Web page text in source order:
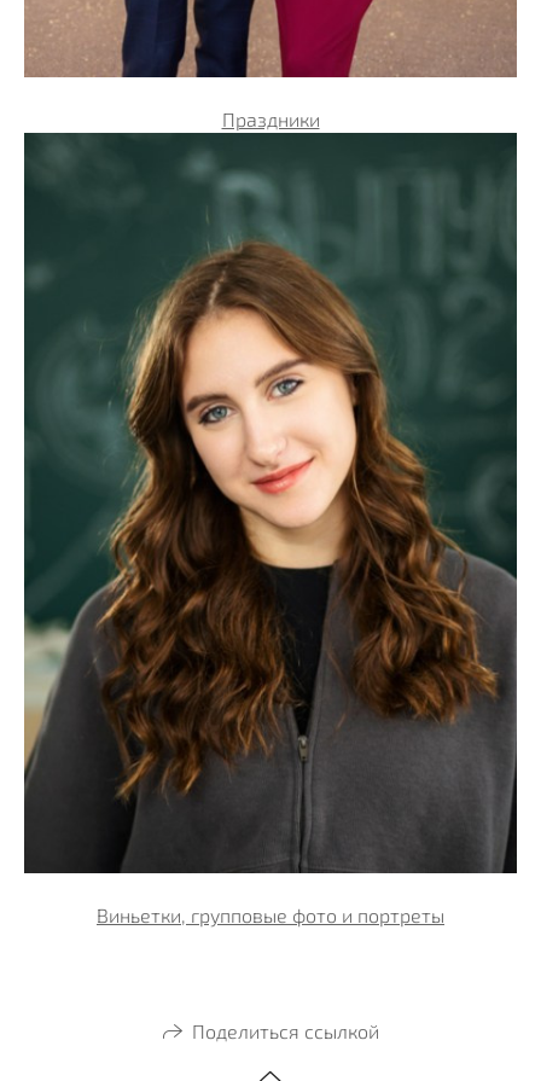
Праздники
Виньетки, групповые фото и портреты
Поделиться ссылкой